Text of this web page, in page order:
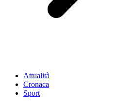
Attualità
Cronaca
Sport